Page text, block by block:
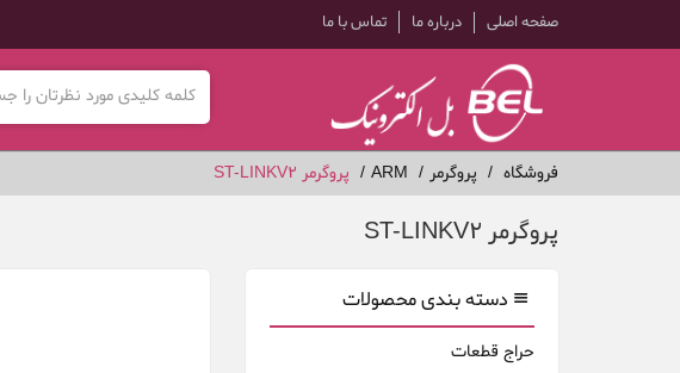
صفحه اصلی درباره ما تماس با ما
فروشگاه پروگرمر ARM پروگرمر ST-LINKV2
پروگرمر ST-LINKV2
دسته بندی محصولات
حراج قطعات